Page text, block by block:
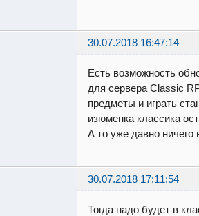
30.07.2018 16:47:14
Есть возможность
для сервера Classic
предметы и играть
изюменка классика
А то уже давно ничего
30.07.2018 17:11:54
Тогда надо будет в